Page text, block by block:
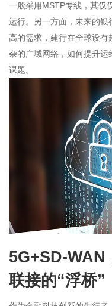
一般采用MSTP专线，其仅
运行。另一方面，未来的银
高的需求，建行在全球设有
杂的广域网络，如何提升
课题。
5G+SD-WAN
联接的“浮桥”